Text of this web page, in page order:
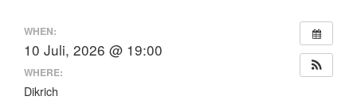
WHEN:
10 Juli, 2026 @ 19:00
WHERE:
Dikrich